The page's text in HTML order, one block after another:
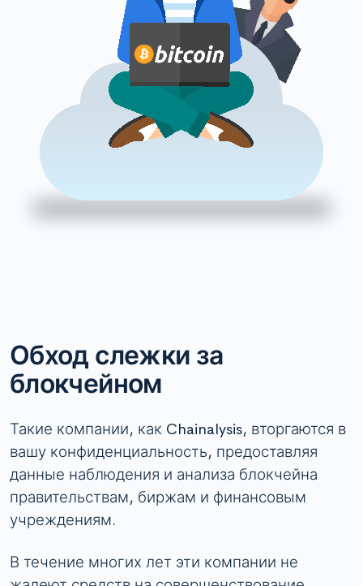
Обход слежки за
блокчейном
Такие компании, как Chainalysis, вторгаются в
вашу конфиденциальность, предоставляя
данные наблюдения и анализа блокчейна
правительствам, биржам и финансовым
учреждениям.
В течение многих лет эти компании не